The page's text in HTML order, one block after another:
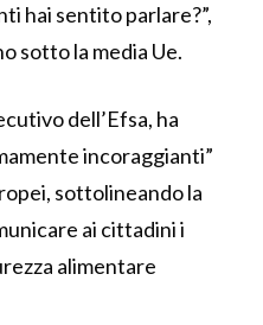
hai sentito parlare?”,
sotto la media Ue.
dell’Efsa, ha
incoraggianti”
sottolineando la
ai cittadini i
alimentare